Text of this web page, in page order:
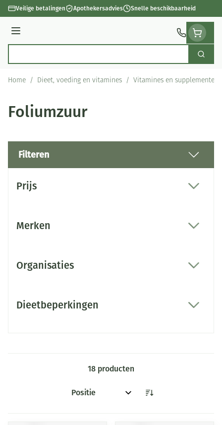
Ga naar de inhoud
Veilige betalingen Apothekersadvies Snelle beschikbaarheid
Menu
Zoek
Home / Dieet, voeding en vitamines / Vitamines en supplementen
Foliumzuur
Filteren
Prijs
Merken
Organisaties
Dieetbeperkingen
18 producten
Sorteer op: